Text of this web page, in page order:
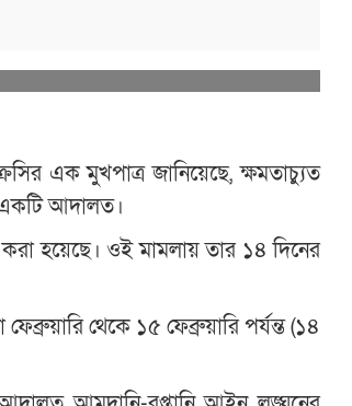
এক মুখপাত্র জানিয়েছে, ক্ষমতাচ্যুত
একটি আদালত।
হয়েছে। ওই মামলায় তার ১৪ দিনের
থেকে ১৫ ফেব্রুয়ারি পর্যন্ত (১৪